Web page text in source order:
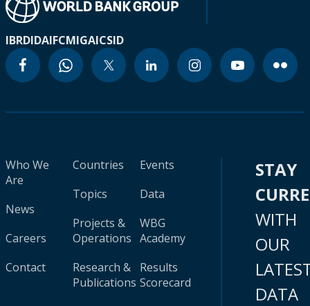
IBRDIDAIFCMIGAICSID
Who We
Are
News
Careers
Contact
Countries
Topics
Projects &
Operations
Research &
Publications
Events
Data
WBG
Academy
Results
Scorecard
STAY
WITH
OUR
DATA